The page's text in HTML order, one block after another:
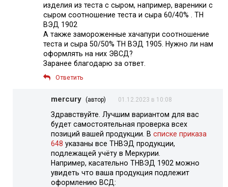
изделия из теста с сыром, например, вареники с
сыром соотношение теста и сыра 60/40% . ТН
ВЭД 1902
А также замороженные хачапури соотношение
теста и сыра 50/50% ТН ВЭД 1905. Нужно ли нам
оформлять на них ЭВСД?
Заранее благодарю за ответ.
Ответить
mercury (автор) 01.12.2023 в 10:08
Здравствуйте. Лучшим вариантом для вас
будет самостоятельная проверка всех
позиций вашей продукции. В списке приказа
648 указаны все ТНВЭД продукции,
подлежащей учёту в Меркурии.
Например, касательно ТНВЭД 1902 можно
увидеть что ваша продукция подлежит
оформлению ВСД: